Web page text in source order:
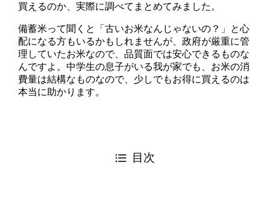
買えるのか、実際に調べてまとめてみました。
備蓄米って聞くと「古いお米なんじゃないの？」と心
配になる方もいるかもしれませんが、政府が厳重に管
理していたお米なので、品質面では安心できるものな
んですよ。中学生の息子がいる我が家でも、お米の消
費量は結構なものなので、少しでもお得に買えるのは
本当に助かります。
目次